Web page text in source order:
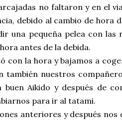
no faltaron y en el
debido al cambio de hora
una pequeña pelea con las
antes de la debida.
con la hora y bajamos a
también nuestros
Aikido y después de
para ir al tatami.
anteriores y después nos